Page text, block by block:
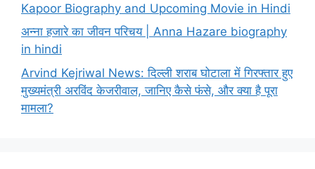
Kapoor Biography and Upcoming Movie in Hindi
अन्ना हजारे का जीवन परिचय | Anna Hazare biography
in hindi
Arvind Kejriwal News: दिल्ली शराब घोटाला में गिरफ्तार हुए
मुख्यमंत्री अरविंद केजरीवाल, जानिए कैसे फंसे, और क्या है पूरा
मामला?